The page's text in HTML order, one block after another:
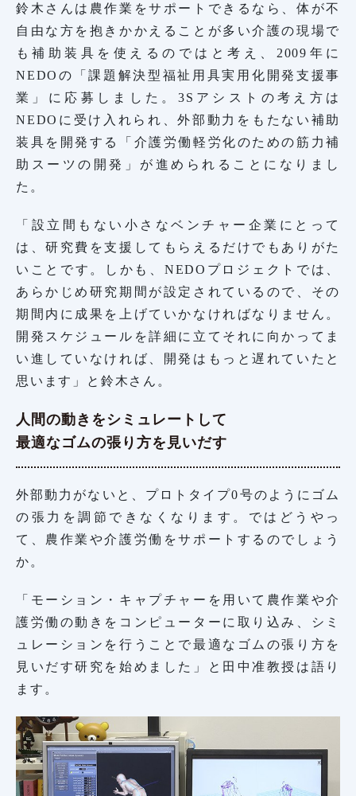
鈴木さんは農作業をサポートできるなら、体が不
自由な方を抱きかかえることが多い介護の現場で
も補助装具を使えるのではと考え、2009年に
NEDOの「課題解決型福祉用具実用化開発支援事
業」に応募しました。3Sアシストの考え方は
NEDOに受け入れられ、外部動力をもたない補助
装具を開発する「介護労働軽労化のための筋力補
助スーツの開発」が進められることになりまし
た。
「設立間もない小さなベンチャー企業にとって
は、研究費を支援してもらえるだけでもありがた
いことです。しかも、NEDOプロジェクトでは、
あらかじめ研究期間が設定されているので、その
期間内に成果を上げていかなければなりません。
開発スケジュールを詳細に立てそれに向かってま
い進していなければ、開発はもっと遅れていたと
思います」と鈴木さん。
人間の動きをシミュレートして
最適なゴムの張り方を見いだす
外部動力がないと、プロトタイプ0号のようにゴム
の張力を調節できなくなります。ではどうやっ
て、農作業や介護労働をサポートするのでしょう
か。
「モーション・キャプチャーを用いて農作業や介
護労働の動きをコンピューターに取り込み、シミ
ュレーションを行うことで最適なゴムの張り方を
見いだす研究を始めました」と田中准教授は語り
ます。